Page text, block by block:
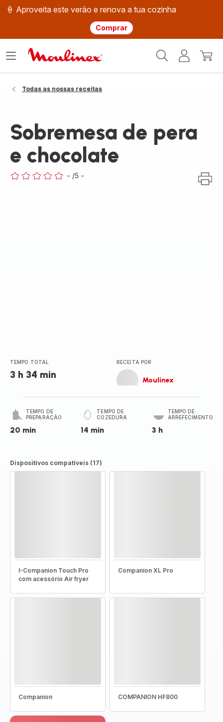
🍦 Aproveita este verão e renova a tua cozinha
Comprar
Moulinex
O
Abrir
Todas as nossas receitas
Sobremesa de pera
e chocolate
- /5 -
TEMPO TOTAL
3 h 34 min
RECEITA POR
Moulinex
TEMPO DE
PREPARAÇÃO
20 min
TEMPO DE
COZEDURA
14 min
TEMPO DE
ARREFECIMENTO
3 h
Dispositivos compatíveis (17)
I-Companion Touch Pro
com acessório Air fryer
Companion XL Pro
Companion COMPANION HF800